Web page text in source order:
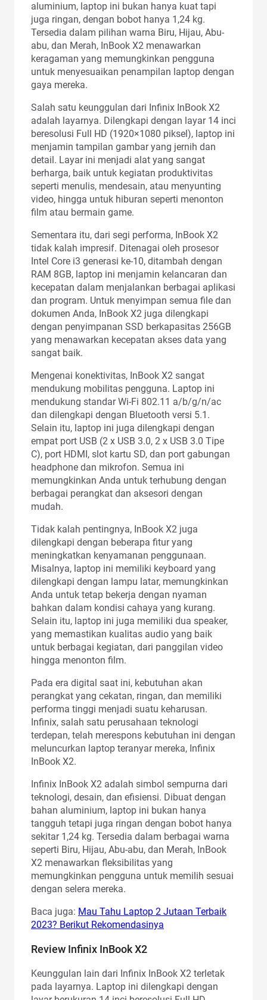
aluminium, laptop ini bukan hanya kuat tapi
juga ringan, dengan bobot hanya 1,24 kg.
Tersedia dalam pilihan warna Biru, Hijau, Abu-
abu, dan Merah, InBook X2 menawarkan
keragaman yang memungkinkan pengguna
untuk menyesuaikan penampilan laptop dengan
gaya mereka.
Salah satu keunggulan dari Infinix InBook X2
adalah layarnya. Dilengkapi dengan layar 14 inci
beresolusi Full HD (1920×1080 piksel), laptop ini
menjamin tampilan gambar yang jernih dan
detail. Layar ini menjadi alat yang sangat
berharga, baik untuk kegiatan produktivitas
seperti menulis, mendesain, atau menyunting
video, hingga untuk hiburan seperti menonton
film atau bermain game.
Sementara itu, dari segi performa, InBook X2
tidak kalah impresif. Ditenagai oleh prosesor
Intel Core i3 generasi ke-10, ditambah dengan
RAM 8GB, laptop ini menjamin kelancaran dan
kecepatan dalam menjalankan berbagai aplikasi
dan program. Untuk menyimpan semua file dan
dokumen Anda, InBook X2 juga dilengkapi
dengan penyimpanan SSD berkapasitas 256GB
yang menawarkan kecepatan akses data yang
sangat baik.
Mengenai konektivitas, InBook X2 sangat
mendukung mobilitas pengguna. Laptop ini
mendukung standar Wi-Fi 802.11 a/b/g/n/ac
dan dilengkapi dengan Bluetooth versi 5.1.
Selain itu, laptop ini juga dilengkapi dengan
empat port USB (2 x USB 3.0, 2 x USB 3.0 Tipe
C), port HDMI, slot kartu SD, dan port gabungan
headphone dan mikrofon. Semua ini
memungkinkan Anda untuk terhubung dengan
berbagai perangkat dan aksesori dengan
mudah.
Tidak kalah pentingnya, InBook X2 juga
dilengkapi dengan beberapa fitur yang
meningkatkan kenyamanan penggunaan.
Misalnya, laptop ini memiliki keyboard yang
dilengkapi dengan lampu latar, memungkinkan
Anda untuk tetap bekerja dengan nyaman
bahkan dalam kondisi cahaya yang kurang.
Selain itu, laptop ini juga memiliki dua speaker,
yang memastikan kualitas audio yang baik
untuk berbagai kegiatan, dari panggilan video
hingga menonton film.
Pada era digital saat ini, kebutuhan akan
perangkat yang cekatan, ringan, dan memiliki
performa tinggi menjadi suatu keharusan.
Infinix, salah satu perusahaan teknologi
terdepan, telah merespons kebutuhan ini dengan
meluncurkan laptop teranyar mereka, Infinix
InBook X2.
Infinix InBook X2 adalah simbol sempurna dari
teknologi, desain, dan efisiensi. Dibuat dengan
bahan aluminium, laptop ini bukan hanya
tangguh tetapi juga ringan dengan bobot hanya
sekitar 1,24 kg. Tersedia dalam berbagai warna
seperti Biru, Hijau, Abu-abu, dan Merah, InBook
X2 menawarkan fleksibilitas yang
memungkinkan pengguna untuk memilih sesuai
dengan selera mereka.
Baca juga: Mau Tahu Laptop 2 Jutaan Terbaik
2023? Berikut Rekomendasinya
Review Infinix InBook X2
Keunggulan lain dari Infinix InBook X2 terletak
pada layarnya. Laptop ini dilengkapi dengan